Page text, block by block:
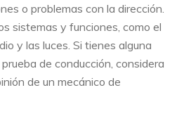
o problemas con la dirección.
sistemas y funciones, como el
y las luces. Si tienes alguna
de conducción, considera
de un mecánico de